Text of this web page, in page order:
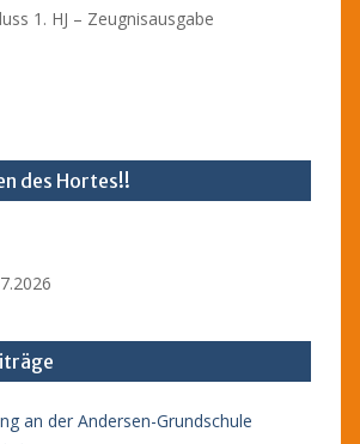
1. HJ – Zeugnisausgabe
des Hortes!!
an der Andersen-Grundschule